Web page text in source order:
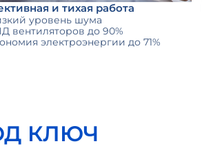
и тихая работа
уровень шума
вентиляторов до 90%
электроэнергии до 71%
КЛЮЧ